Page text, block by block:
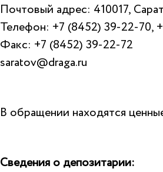
Почтовый адрес: 410017,
Телефон: +7 (8452) 39-22-70,
Факс: +7 (8452) 39-22-72
saratov@draga.ru
В обращении находятся
Сведения о депозитарии: